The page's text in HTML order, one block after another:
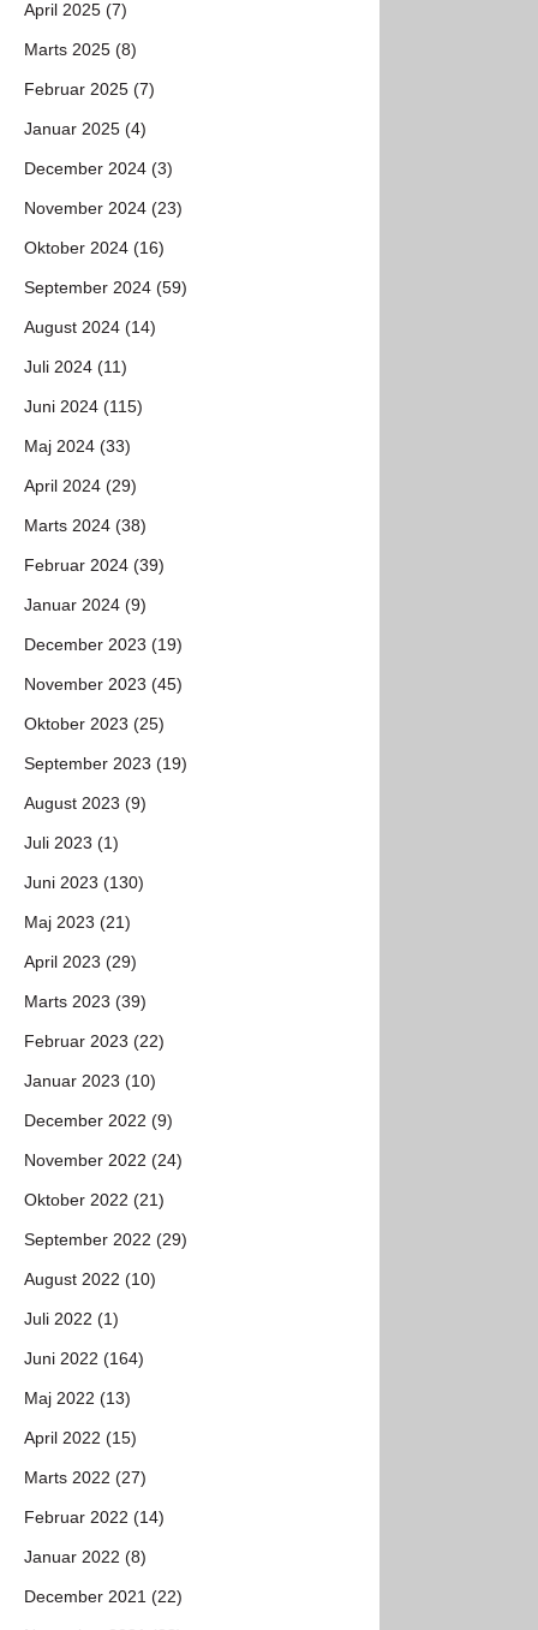
April 2025 (7)
Marts 2025 (8)
Februar 2025 (7)
Januar 2025 (4)
December 2024 (3)
November 2024 (23)
Oktober 2024 (16)
September 2024 (59)
August 2024 (14)
Juli 2024 (11)
Juni 2024 (115)
Maj 2024 (33)
April 2024 (29)
Marts 2024 (38)
Februar 2024 (39)
Januar 2024 (9)
December 2023 (19)
November 2023 (45)
Oktober 2023 (25)
September 2023 (19)
August 2023 (9)
Juli 2023 (1)
Juni 2023 (130)
Maj 2023 (21)
April 2023 (29)
Marts 2023 (39)
Februar 2023 (22)
Januar 2023 (10)
December 2022 (9)
November 2022 (24)
Oktober 2022 (21)
September 2022 (29)
August 2022 (10)
Juli 2022 (1)
Juni 2022 (164)
Maj 2022 (13)
April 2022 (15)
Marts 2022 (27)
Februar 2022 (14)
Januar 2022 (8)
December 2021 (22)